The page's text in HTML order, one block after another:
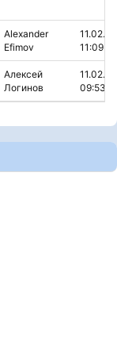
Alexander
Efimov
11:09
Алексей
Логинов
09:53